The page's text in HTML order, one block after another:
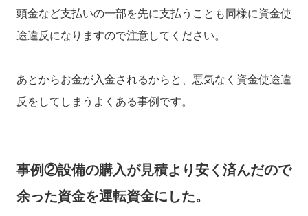
頭金など支払いの一部を先に支払うことも同様に資金使
途違反になりますので注意してください。
あとからお金が入金されるからと、悪気なく資金使途違
反をしてしまうよくある事例です。
事例②設備の購入が見積より安く済んだので
余った資金を運転資金にした。